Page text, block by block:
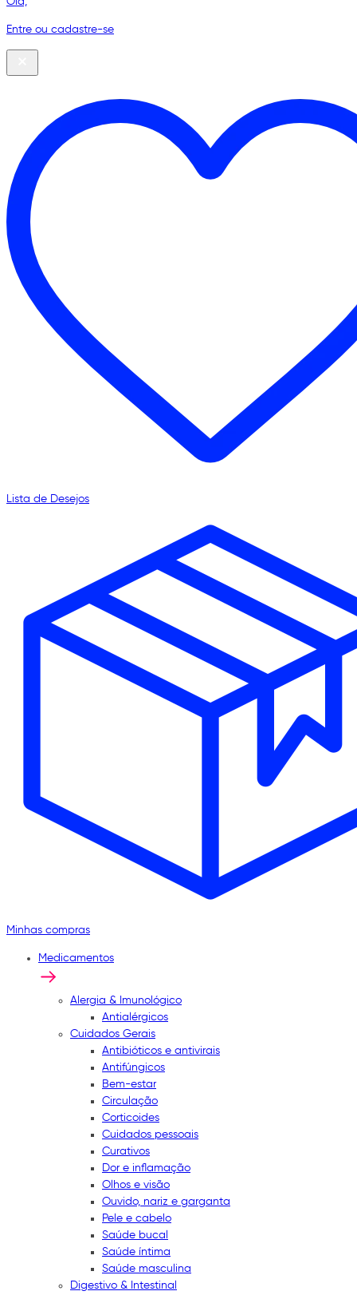
Entre ou cadastre-se
Lista de Desejos
Minhas compras
Medicamentos
Alergia & Imunológico
Antialérgicos
Cuidados Gerais
Antibióticos e antivirais
Antifúngicos
Bem-estar
Circulação
Corticoides
Cuidados pessoais
Curativos
Dor e inflamação
Olhos e visão
Ouvido, nariz e garganta
Pele e cabelo
Saúde bucal
Saúde íntima
Saúde masculina
Digestivo & Intestinal